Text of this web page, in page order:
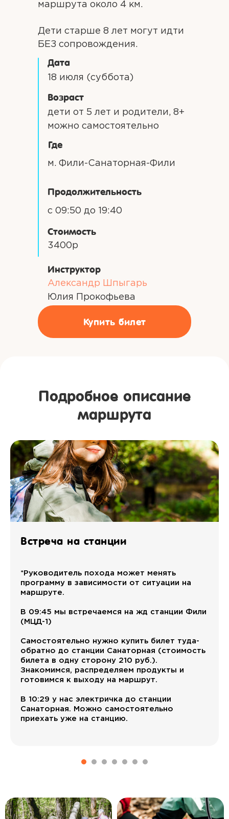
маршрута около 4 км.
Дети старше 8 лет могут идти
БЕЗ сопровождения.
Купить билет
Стоимость
Продолжительность
3400р
Где
с 09:50 до 19:40
Возраст
м. Фили-Санаторная-Фили
Дата
дети от 5 лет и родители, 8+
можно самостоятельно
18 июля (суббота)
Инструктор
Александр Шпыгарь
Юлия Прокофьева
Подробное описание
маршрута
Встреча на станции
*Руководитель похода может менять
программу в зависимости от ситуации на
маршруте.
В 09:45 мы встречаемся на жд станции Фили
(МЦД-1)
Самостоятельно нужно купить билет туда-
обратно до станции Санаторная (стоимость
билета в одну сторону 210 руб.).
Знакомимся, распределяем продукты и
готовимся к выходу на маршрут.
В 10:29 у нас электричка до станции
Санаторная. Можно самостоятельно
приехать уже на станцию.